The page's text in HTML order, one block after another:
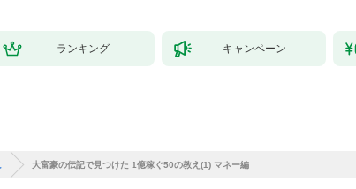
ランキング キャンペーン
大富豪の伝記で見つけた 1億稼ぐ50の教え(1) マネー編